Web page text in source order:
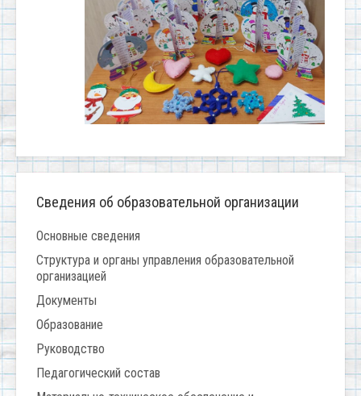
Сведения об образовательной организации
Основные сведения
Структура и органы управления образовательной
организацией
Документы
Образование
Руководство
Педагогический состав